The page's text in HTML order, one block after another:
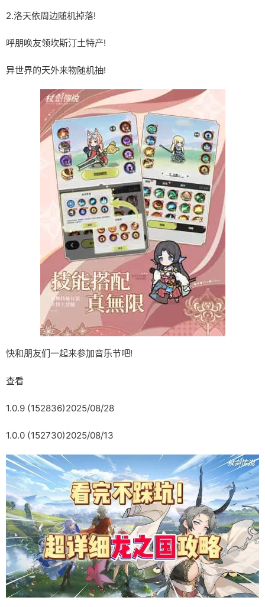
2.洛天依周边随机掉落!
呼朋唤友领坎斯汀土特产!
异世界的天外来物随机抽!
快和朋友们一起来参加音乐节吧!
查看
1.0.9 (152836)2025/08/28
1.0.0 (152730)2025/08/13